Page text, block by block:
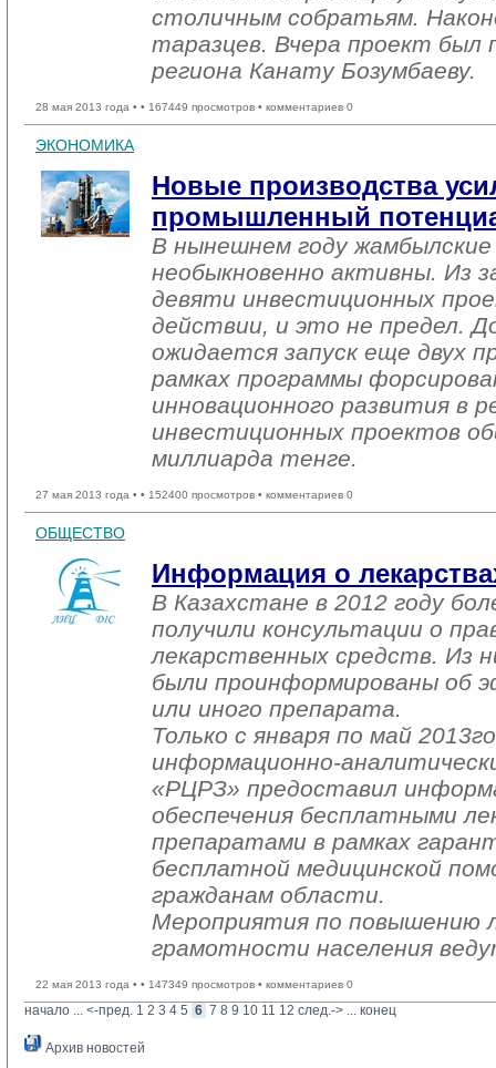
столичным собратьям.
таразцев. Вчера проект был
региона Канату Бозумбаеву.
28 мая 2013 года • • 167449 просмотров • комментариев 0
ЭКОНОМИКА
Новые производства
промышленный
В нынешнем году
необыкновенно активны. Из
девяти инвестиционных
действии, и это не предел.
ожидается запуск еще двух
рамках программы
инновационного развития в
инвестиционных проектов
миллиарда тенге.
27 мая 2013 года • • 152400 просмотров • комментариев 0
ОБЩЕСТВО
Информация о
В Казахстане в 2012 году
получили консультации о
лекарственных средств. Из
были проинформированы об
или иного препарата.
Только с января по май
информационно-
«РЦРЗ» предоставил
обеспечения бесплатными
препаратами в рамках
бесплатной медицинской
гражданам области.
Мероприятия по повышению
грамотности населения
22 мая 2013 года • • 147349 просмотров • комментариев 0
начало ... <-пред. 1 2 3 4 5 6 7 8 9 10 11 12 след.-> ... конец
Архив новостей